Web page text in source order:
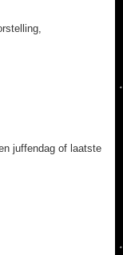
juffendag of laatste